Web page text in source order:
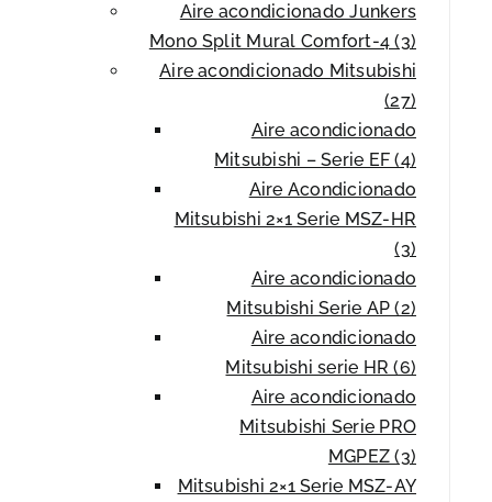
Aire acondicionado Junkers
Mono Split Mural Comfort-4 (3)
Aire acondicionado Mitsubishi
(27)
Aire acondicionado
Mitsubishi – Serie EF (4)
Aire Acondicionado
Mitsubishi 2×1 Serie MSZ-HR
(3)
Aire acondicionado
Mitsubishi Serie AP (2)
Aire acondicionado
Mitsubishi serie HR (6)
Aire acondicionado
Mitsubishi Serie PRO
MGPEZ (3)
Mitsubishi 2×1 Serie MSZ-AY